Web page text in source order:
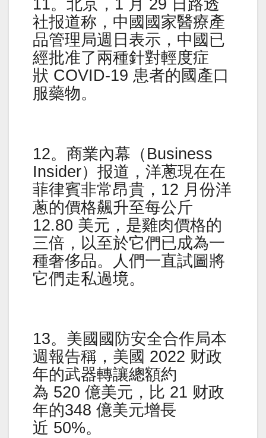
11。北京，1 月 29 日路透
社报道称，中國國家醫療產
品管理局週日表示，中國已
經批准了兩種針對輕度症
狀 COVID-19 患者的國產口
服藥物。
12。商業內幕（Business
Insider）报道，洋蔥現在在
菲律賓非常昂貴，12 月份洋
蔥的價格飆升至每公斤
12.80 美元，是雞肉價格的
三倍，以至於它們已成為一
種奢侈品。人們一直試圖將
它們走私過境。
13。美國國防安全合作局本
週報告稱，美國 2022 财政
年的武器轉讓總額約
為 520 億美元，比 21 财政
年的348 億美元增長
近 50%。